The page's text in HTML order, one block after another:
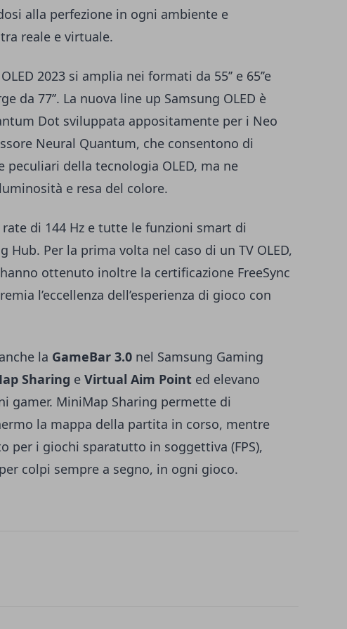
alla perfezione in ogni ambiente e
reale e virtuale.
2023 si amplia nei formati da 55’’ e 65’’e
da 77’’. La nuova line up Samsung OLED è
Dot sviluppata appositamente per i Neo
Neural Quantum, che consentono di
della tecnologia OLED, ma ne
e resa del colore.
di 144 Hz e tutte le funzioni smart di
Hub. Per la prima volta nel caso di un TV OLED,
ottenuto inoltre la certificazione FreeSync
l’eccellenza dell’esperienza di gioco con
la GameBar 3.0 nel Samsung Gaming
Sharing e Virtual Aim Point ed elevano
gamer. MiniMap Sharing permette di
la mappa della partita in corso, mentre
per i giochi sparatutto in soggettiva (FPS),
colpi sempre a segno, in ogni gioco.